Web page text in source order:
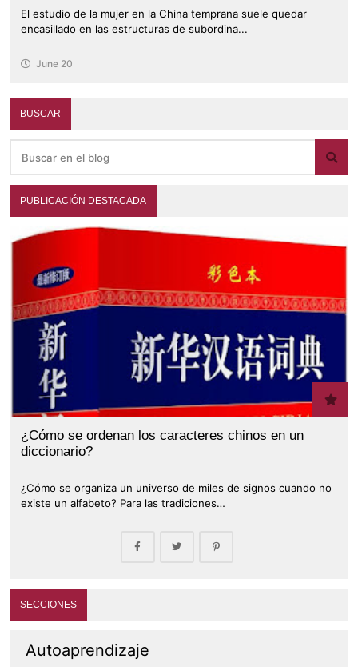
El estudio de la mujer en la China temprana suele quedar
encasillado en las estructuras de subordina...
June 20
BUSCAR
PUBLICACIÓN DESTACADA
¿Cómo se ordenan los caracteres chinos en un
diccionario?
¿Cómo se organiza un universo de miles de signos cuando no
existe un alfabeto? Para las tradiciones…
SECCIONES
Autoaprendizaje